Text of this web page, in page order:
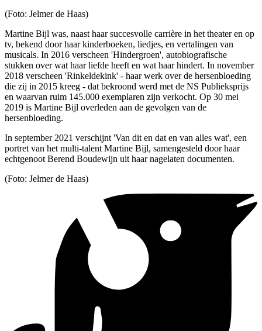
(Foto: Jelmer de Haas)
Martine Bijl was, naast haar succesvolle carrière in het theater en op
tv, bekend door haar kinderboeken, liedjes, en vertalingen van
musicals. In 2016 verscheen 'Hindergroen', autobiografische
stukken over wat haar liefde heeft en wat haar hindert. In november
2018 verscheen 'Rinkeldekink' - haar werk over de hersenbloeding
die zij in 2015 kreeg - dat bekroond werd met de NS Publieksprijs
en waarvan ruim 145.000 exemplaren zijn verkocht. Op 30 mei
2019 is Martine Bijl overleden aan de gevolgen van de
hersenbloeding.
In september 2021 verschijnt 'Van dit en dat en van alles wat', een
portret van het multi-talent Martine Bijl, samengesteld door haar
echtgenoot Berend Boudewijn uit haar nagelaten documenten.
(Foto: Jelmer de Haas)